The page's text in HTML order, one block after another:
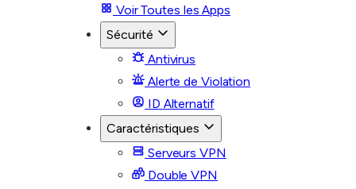
Voir Toutes les Apps
Sécurité
Antivirus
Alerte de Violation
ID Alternatif
Caractéristiques
Serveurs VPN
Double VPN